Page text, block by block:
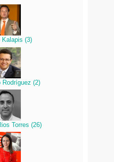
Kalapis (3)
Rodríguez (2)
Torres (26)